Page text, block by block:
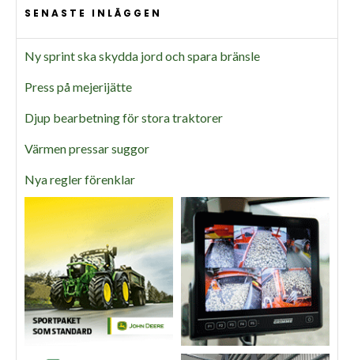
SENASTE INLÄGGEN
Ny sprint ska skydda jord och spara bränsle
Press på mejerijätte
Djup bearbetning för stora traktorer
Värmen pressar suggor
Nya regler förenklar